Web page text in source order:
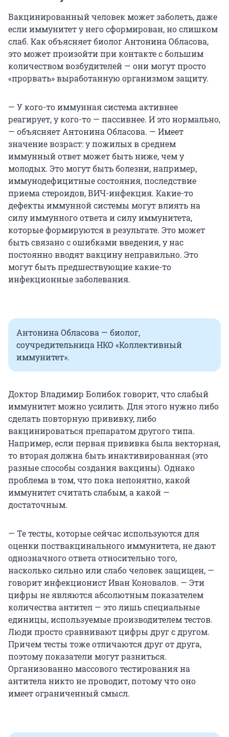
Вакцинированный человек может заболеть, даже
если иммунитет у него сформирован, но слишком
слаб. Как объясняет биолог Антонина Обласова,
это может произойти при контакте с большим
количеством возбудителей — они могут просто
«прорвать» выработанную организмом защиту.
— У кого-то иммунная система активнее
реагирует, у кого-то — пассивнее. И это нормально,
— объясняет Антонина Обласова. — Имеет
значение возраст: у пожилых в среднем
иммунный ответ может быть ниже, чем у
молодых. Это могут быть болезни, например,
иммунодефицитные состояния, последствие
приема стероидов, ВИЧ-инфекция. Какие-то
дефекты иммунной системы могут влиять на
силу иммунного ответа и силу иммунитета,
которые формируются в результате. Это может
быть связано с ошибками введения, у нас
постоянно вводят вакцину неправильно. Это
могут быть предшествующие какие-то
инфекционные заболевания.
Антонина Обласова — биолог,
соучредительница НКО «Коллективный
иммунитет».
Доктор Владимир Болибок говорит, что слабый
иммунитет можно усилить. Для этого нужно либо
сделать повторную прививку, либо
вакцинироваться препаратом другого типа.
Например, если первая прививка была векторная,
то вторая должна быть инактивированная (это
разные способы создания вакцины). Однако
проблема в том, что пока непонятно, какой
иммунитет считать слабым, а какой —
достаточным.
— Те тесты, которые сейчас используются для
оценки поствакцинального иммунитета, не дают
однозначного ответа относительно того,
насколько сильно или слабо человек защищен, —
говорит инфекционист Иван Коновалов. — Эти
цифры не являются абсолютным показателем
количества антител — это лишь специальные
единицы, используемые производителем тестов.
Люди просто сравнивают цифры друг с другом.
Причем тесты тоже отличаются друг от друга,
поэтому показатели могут разниться.
Организованно массового тестирования на
антитела никто не проводит, потому что оно
имеет ограниченный смысл.